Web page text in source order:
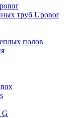
труб Uponor
полов
G